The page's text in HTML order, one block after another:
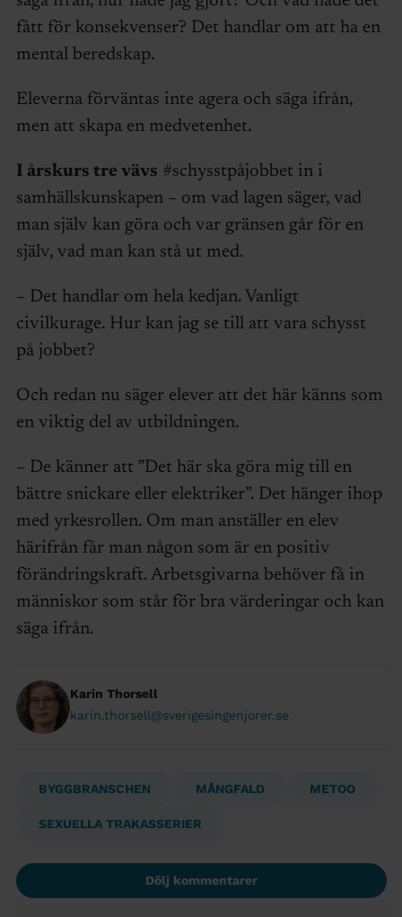
fått för konsekvenser? Det handlar om att ha en
mental beredskap.
Eleverna förväntas inte agera och säga ifrån,
men att skapa en medvetenhet.
I årskurs tre vävs #schysstpåjobbet in i
samhällskunskapen – om vad lagen säger, vad
man själv kan göra och var gränsen går för en
själv, vad man kan stå ut med.
– Det handlar om hela kedjan. Vanligt
civilkurage. Hur kan jag se till att vara schysst
på jobbet?
Och redan nu säger elever att det här känns som
en viktig del av utbildningen.
– De känner att ”Det här ska göra mig till en
bättre snickare eller elektriker”. Det hänger ihop
med yrkesrollen. Om man anställer en elev
härifrån får man någon som är en positiv
förändringskraft. Arbetsgivarna behöver få in
människor som står för bra värderingar och kan
säga ifrån.
Karin Thorsell
karin.thorsell@sverigesingenjorer.se
BYGGBRANSCHEN MÅNGFALD METOO
SEXUELLA TRAKASSERIER
Dölj kommentarer